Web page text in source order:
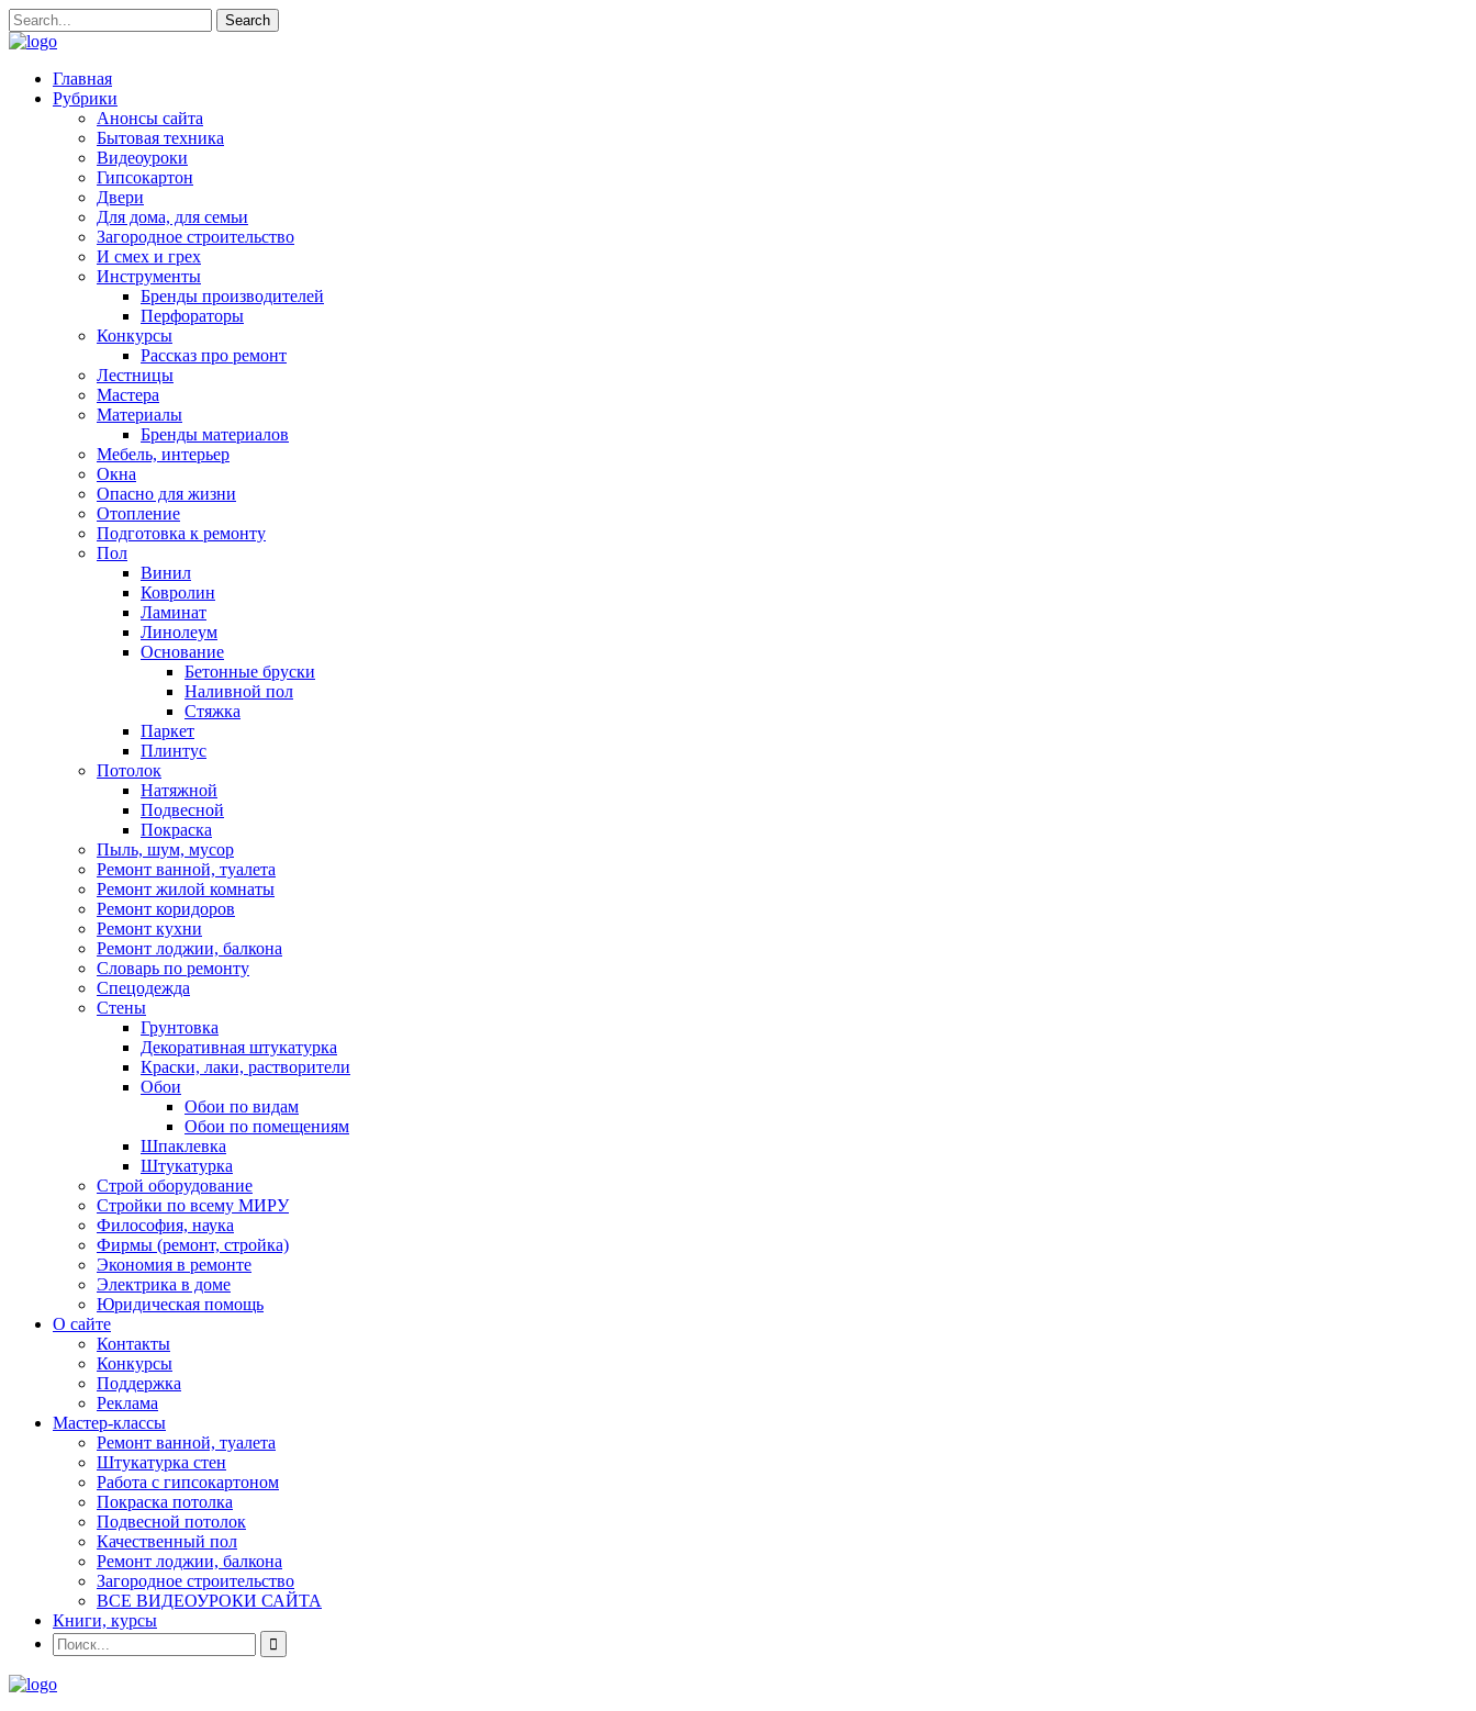
Главная
Рубрики
Анонсы сайта
Бытовая техника
Видеоуроки
Гипсокартон
Двери
Для дома, для семьи
Загородное строительство
И смех и грех
Инструменты
Бренды производителей
Перфораторы
Конкурсы
Рассказ про ремонт
Лестницы
Мастера
Материалы
Бренды материалов
Мебель, интерьер
Окна
Опасно для жизни
Отопление
Подготовка к ремонту
Пол
Винил
Ковролин
Ламинат
Линолеум
Основание
Бетонные бруски
Наливной пол
Стяжка
Паркет
Плинтус
Потолок
Натяжной
Подвесной
Покраска
Пыль, шум, мусор
Ремонт ванной, туалета
Ремонт жилой комнаты
Ремонт коридоров
Ремонт кухни
Ремонт лоджии, балкона
Словарь по ремонту
Спецодежда
Стены
Грунтовка
Декоративная штукатурка
Краски, лаки, растворители
Обои
Обои по видам
Обои по помещениям
Шпаклевка
Штукатурка
Строй оборудование
Стройки по всему МИРУ
Философия, наука
Фирмы (ремонт, стройка)
Экономия в ремонте
Электрика в доме
Юридическая помощь
О сайте
Контакты
Конкурсы
Поддержка
Реклама
Мастер-классы
Ремонт ванной, туалета
Штукатурка стен
Работа с гипсокартоном
Покраска потолка
Подвесной потолок
Качественный пол
Ремонт лоджии, балкона
Загородное строительство
ВСЕ ВИДЕОУРОКИ САЙТА
Книги, курсы